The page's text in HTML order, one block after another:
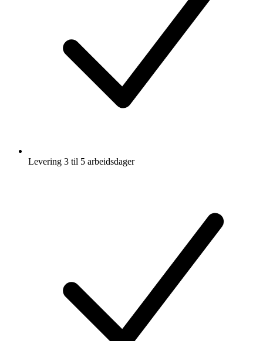
Levering 3 til 5 arbeidsdager